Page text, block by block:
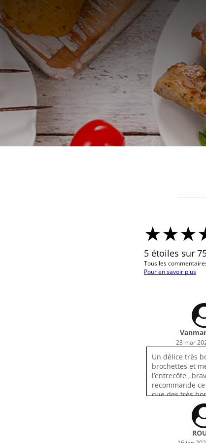
5 étoiles sur
Tous les
Pour en savoir plus
23 mar
Un délice très
brochettes et
l’entrecôte ,
recommande
que des très